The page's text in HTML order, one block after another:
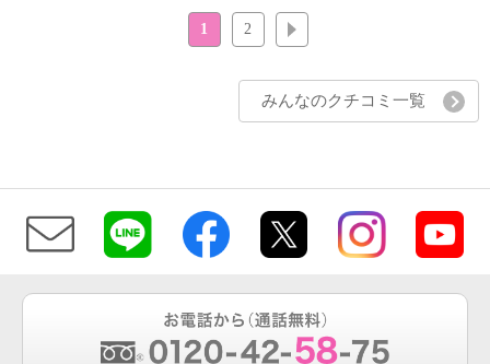
1 2
みんなのクチコミ一覧